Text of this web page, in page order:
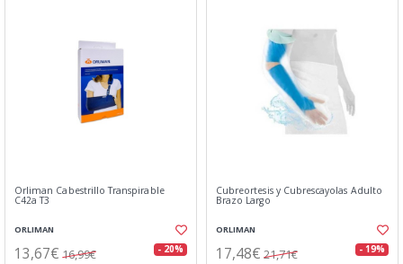
Orliman Cabestrillo Transpirable
C42a T3
ORLIMAN
13,67€ 16,99€ - 20%
Cubreortesis y Cubrescayolas Adulto
Brazo Largo
ORLIMAN
17,48€ 21,71€ - 19%